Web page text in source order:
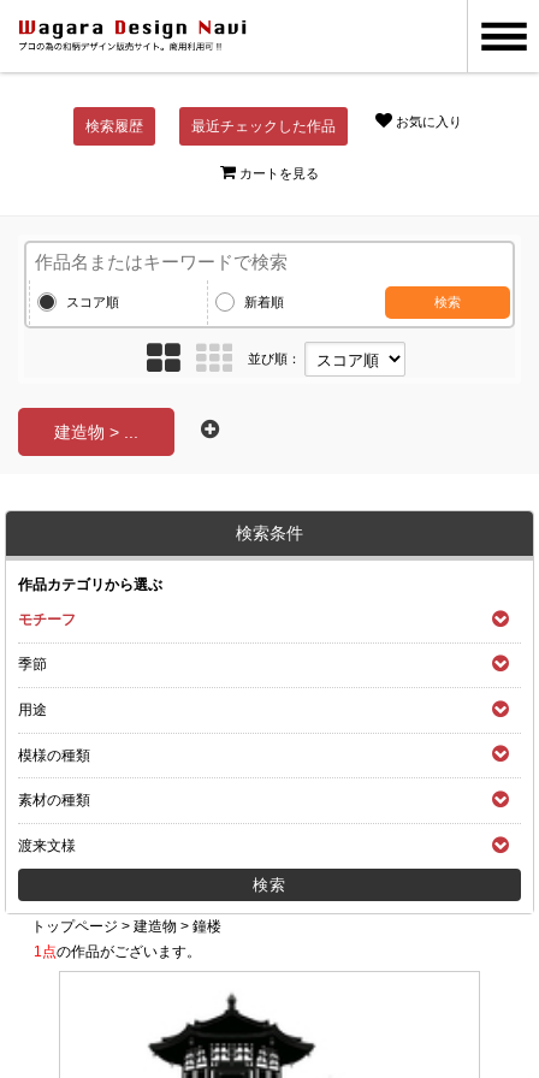
検索履歴 最近チェックした作品 お気に入り
カートを見る
スコア順 新着順 検索
並び順：
建造物 > ...
検索条件
作品カテゴリから選ぶ
モチーフ
季節
用途
模様の種類
素材の種類
渡来文様
トップページ >建造物 >鐘楼
1点の作品がございます。